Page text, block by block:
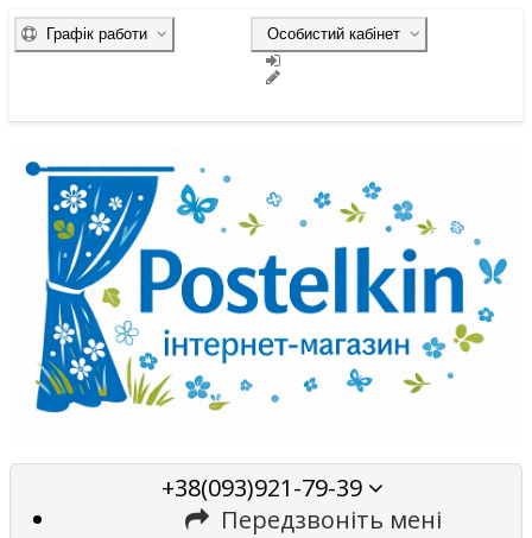
Особистий кабінет
Графік работи
+38(093)921-79-39
Передзвоніть мені